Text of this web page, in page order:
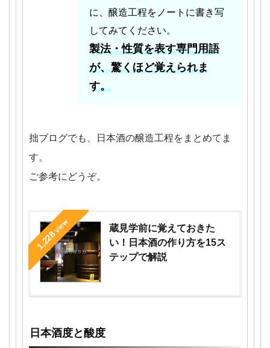
に、醸造工程をノートに書き写
してみてください。
製法・性質を表す専門用語
が、驚くほど覚えられま
す。
拙ブログでも、日本酒の醸造工程をまとめてま
す。
ご参考にどうぞ。
1,228
view
蔵見学前に覚えておきた
い！日本酒の作り方を15ス
テップで解説
日本酒度と酸度